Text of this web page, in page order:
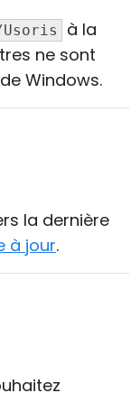
Usoris
à la
ne sont
Windows.
la dernière
à jour.